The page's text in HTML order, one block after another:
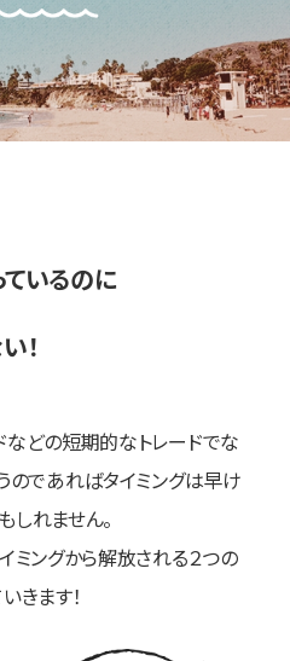
いるのに
！
どの短期的なトレードでな
のであればタイミングは早け
れません。
ミングから解放される２つの
きます！